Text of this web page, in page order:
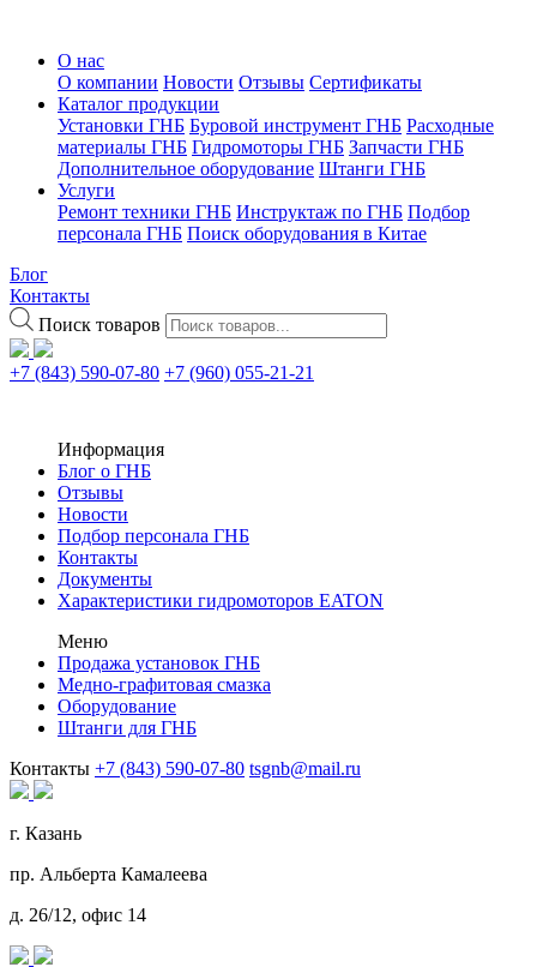
О нас
О компании Новости Отзывы Сертификаты
Каталог продукции
Установки ГНБ Буровой инструмент ГНБ Расходные
материалы ГНБ Гидромоторы ГНБ Запчасти ГНБ
Дополнительное оборудование Штанги ГНБ
Услуги
Ремонт техники ГНБ Инструктаж по ГНБ Подбор
персонала ГНБ Поиск оборудования в Китае
Блог
Контакты
Поиск товаров
+7 (843) 590-07-80 +7 (960) 055-21-21
Информация
Блог о ГНБ
Отзывы
Новости
Подбор персонала ГНБ
Контакты
Документы
Характеристики гидромоторов EATON
Меню
Продажа установок ГНБ
Медно-графитовая смазка
Оборудование
Штанги для ГНБ
Контакты +7 (843) 590-07-80 tsgnb@mail.ru
г. Казань
пр. Альберта Камалеева
д. 26/12, офис 14